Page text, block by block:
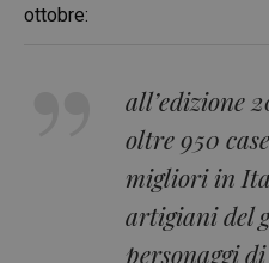
ottobre:
all’edizione
oltre 950
migliori in
artigiani del
personaggi